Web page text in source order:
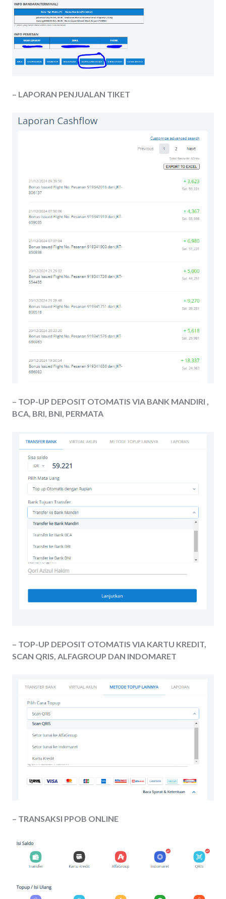
– LAPORAN PENJUALAN TIKET
– TOP-UP DEPOSIT OTOMATIS VIA BANK MANDIRI ,
BCA, BRI, BNI, PERMATA
– TOP-UP DEPOSIT OTOMATIS VIA KARTU KREDIT,
SCAN QRIS, ALFAGROUP DAN INDOMARET
– TRANSAKSI PPOB ONLINE